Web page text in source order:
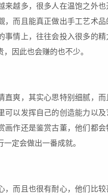
越多，很多人在温饱之外也
，而且能真正做出手工艺术
事情上，往往会投入很多的
因此也会赚的也不少。
爽，其实心思特别细腻，而
可以发挥自己的创造能力以
画作还是鉴赏古董，他们都
定会做出一番成就。
且也很有耐心，他们比较